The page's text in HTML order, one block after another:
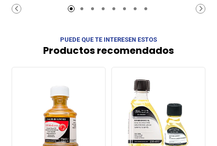
carrito de carrito de
PUEDE QUE TE INTERESEN ESTOS
Productos recomendados